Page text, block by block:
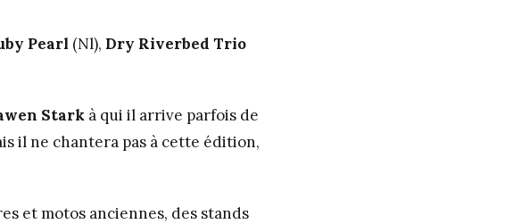
Pearl (Nl), Dry Riverbed Trio
Stark à qui il arrive parfois de
il ne chantera pas à cette édition,
et motos anciennes, des stands